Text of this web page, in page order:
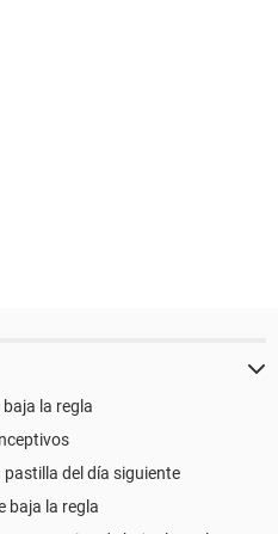
la regla
del día siguiente
baja la regla